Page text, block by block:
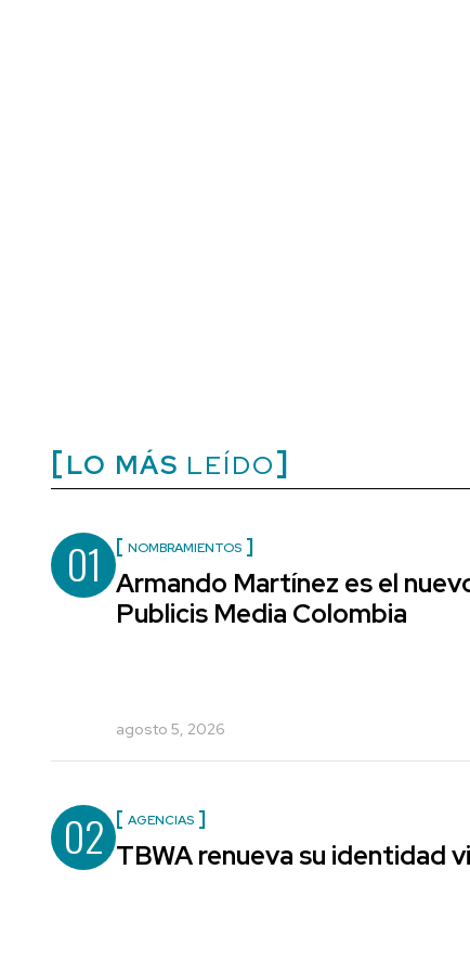
LO MÁS LEÍDO
01 NOMBRAMIENTOS
Armando Martínez es el
Publicis Media Colombia
agosto 5, 2026
02 AGENCIAS
TBWA renueva su identidad